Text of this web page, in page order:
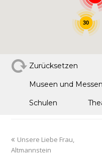
30
Zurücksetzen
Museen und Messen
Schulen
Unsere Liebe Frau,
Altmannstein